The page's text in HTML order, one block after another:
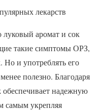
лекарств
луковый аромат и сок
такие симптомы ОРЗ,
Но и употреблять его
полезно. Благодаря
обеспечивает надежную
самым укрепляя